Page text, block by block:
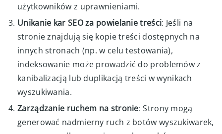
użytkowników z uprawnieniami.
Unikanie kar SEO za powielanie treści: Jeśli na
stronie znajdują się kopie treści dostępnych na
innych stronach (np. w celu testowania),
indeksowanie może prowadzić do problemów z
kanibalizacją lub duplikacją treści w wynikach
wyszukiwania.
Zarządzanie ruchem na stronie: Strony mogą
generować nadmierny ruch z botów wyszukiwarek,